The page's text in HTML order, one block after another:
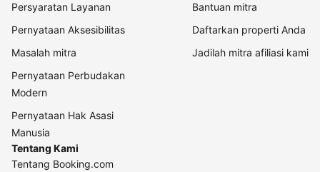
Persyaratan Layanan
Pernyataan Aksesibilitas
Masalah mitra
Pernyataan Perbudakan
Modern
Pernyataan Hak Asasi
Manusia
Bantuan mitra
Daftarkan properti Anda
Jadilah mitra afiliasi kami
Tentang Kami
Tentang Booking.com